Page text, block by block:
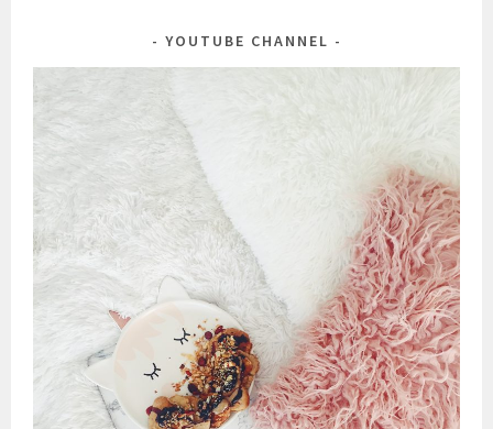
YOUTUBE CHANNEL